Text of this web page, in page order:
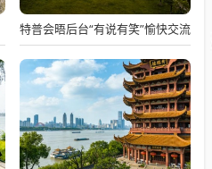
特普会晤后台“有说有笑”愉快交流